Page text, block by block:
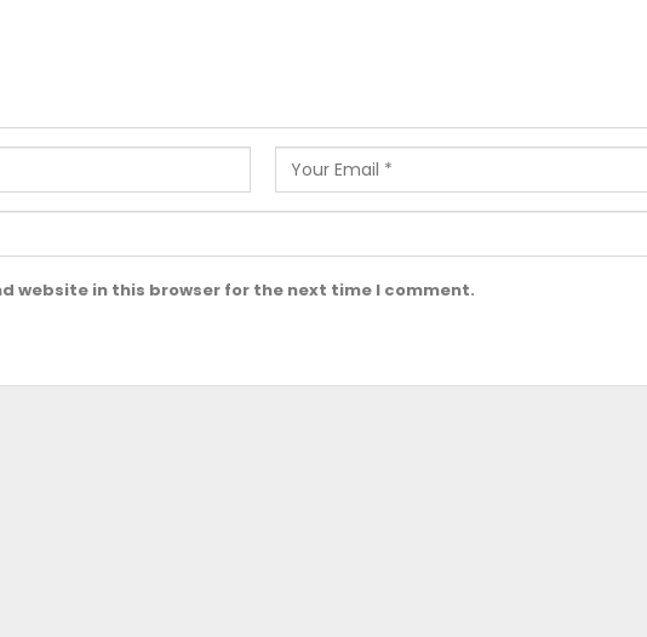
website in this browser for the next time I comment.